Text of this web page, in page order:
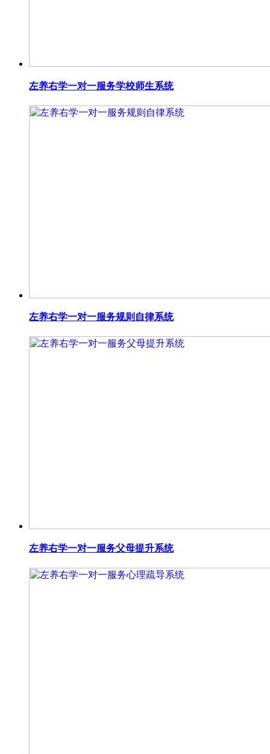
左养右学一对一服务学校师生系统
左养右学一对一服务规则自律系统
左养右学一对一服务父母提升系统